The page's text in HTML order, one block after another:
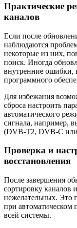
Практические
каналов
Если после
наблюдаются
некоторые из них,
поиск. Иногда
внутренние ошибки,
программного
Для избежания
сброса настроить
автоматического
сигнала, например,
(DVB-T2, DVB-C
Проверка и
восстановления
После завершения
сортировку каналов
нежелательных. Это
при автоматическом
всей системы.